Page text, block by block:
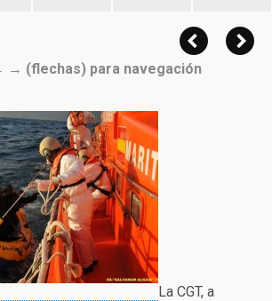
→ (flechas) para navegación
La CGT, a